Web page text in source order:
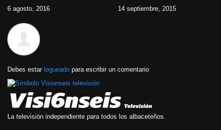
6 agosto, 2016 14 septiembre, 2015
Debes estar logueado para escribir un comentario
La televisión independiente para todos los albaceteños.